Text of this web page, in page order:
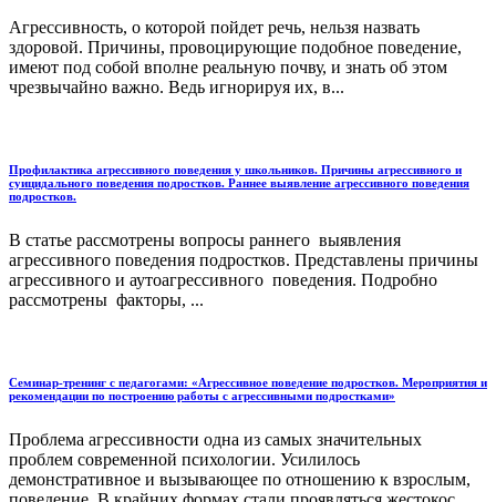
Агрессивность, о которой пойдет речь, нельзя назвать
здоровой. Причины, провоцирующие подобное поведение,
имеют под собой вполне реальную почву, и знать об этом
чрезвычайно важно. Ведь игнорируя их, в...
Профилактика агрессивного поведения у школьников. Причины агрессивного и
суицидального поведения подростков. Раннее выявление агрессивного поведения
подростков.
В статье рассмотрены вопросы раннего выявления
агрессивного поведения подростков. Представлены причины
агрессивного и аутоагрессивного поведения. Подробно
рассмотрены факторы, ...
Семинар-тренинг с педагогами: «Агрессивное поведение подростков. Мероприятия и
рекомендации по построению работы с агрессивными подростками»
Проблема агрессивности одна из самых значительных
проблем современной психологии. Усилилось
демонстративное и вызывающее по отношению к взрослым,